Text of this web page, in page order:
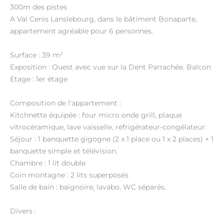
300m des pistes
A Val Cenis Lanslebourg, dans le bâtiment Bonaparte,
appartement agréable pour 6 personnes.
Surface : 39 m²
Exposition : Ouest avec vue sur la Dent Parrachée. Balcon
Etage : 1er étage
Composition de l'appartement :
Kitchnette équipée : four micro onde grill, plaque
vitrocéramique, lave vaisselle, réfrigérateur-congélateur.
Séjour : 1 banquette gigogne (2 x 1 place ou 1 x 2 places) + 1
banquette simple et télévision.
Chambre : 1 lit double
Coin montagne : 2 lits superposés
Salle de bain : baignoire, lavabo. WC séparés.
Divers :